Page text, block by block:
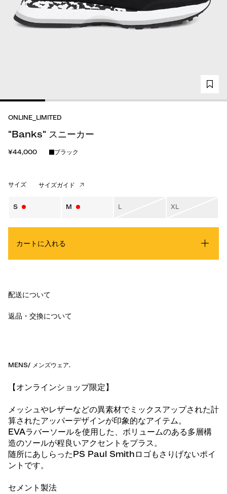
ONLINE_LIMITED
"Banks" スニーカー
¥44,000 ブラック
サイズ サイズガイド
S M L XL
カートに入れる
配送について
返品・交換について
MENS/ メンズウェア.
【オンラインショップ限定】
メッシュやレザーなどの異素材でミックスアップされた計
算されたアッパーデザインが印象的なアイテム。
EVAラバーソールを使用した、ボリュームのある多層構
造のソールが程良いアクセントをプラス。
随所にあしらったPS Paul Smithロゴもさりげないポイ
ントです。
セメント製法